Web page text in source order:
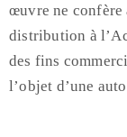
œuvre ne confère
distribution à
des fins
l’objet d’une